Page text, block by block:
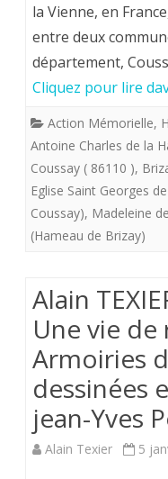
la Vienne, en
entre deux
département,
Cliquez pour lire
Action Mémorielle,
Antoine Charles de la
Coussay ( 86110 ),
Eglise Saint Georges
Coussay), Madeleine
(Hameau de Brizay)
Alain
Une vie de
Armoiries
dessinées
jean-Yves
Alain Texier 5